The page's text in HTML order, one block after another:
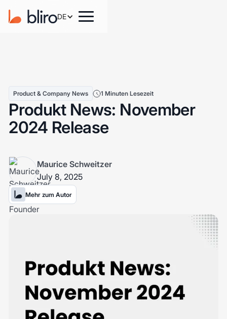
DE
Product & Company News 1 Minuten Lesezeit
Produkt News: November
2024 Release
Maurice Schweitzer
July 8, 2025
Mehr zum Autor